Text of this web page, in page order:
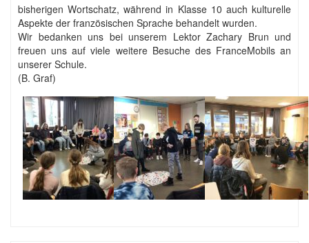
bisherigen Wortschatz, während in Klasse 10 auch kulturelle
Aspekte der französischen Sprache behandelt wurden.
Wir bedanken uns bei unserem Lektor Zachary Brun und
freuen uns auf viele weitere Besuche des FranceMobils an
unserer Schule.
(B. Graf)